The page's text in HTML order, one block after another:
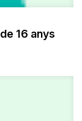
16 anys